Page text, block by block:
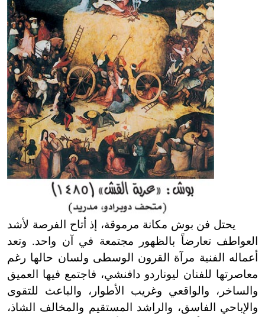
يحتل فن بوش مكانة مرموقة، إذ أتاح الفرصة لأشد
العواطف تعارضاً بالظهور مجتمعة في آن واحد. وتعد
أعماله الفنية مرآة القرون الوسطى ولسان حالها رغم
معاصرتها للفنان ليوناردو دافنشي، فاجتمع فيها العميق
والساخر، والواقعي وغريب الأطوار، والباعث للتقوى
والإباحي الفاسق، والراشد المستقيم والمخالف الشاذ،